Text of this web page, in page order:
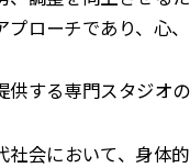
ローチであり、心
供する専門スタジオ
社会において、身体